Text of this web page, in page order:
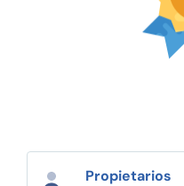
Propietarios